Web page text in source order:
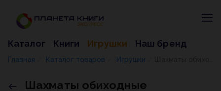
Каталог Книги Игрушки Наш бренд
Главная Каталог товаров Игрушки
Шахматы обиходные